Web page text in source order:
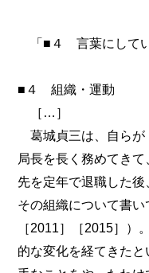
「■４ 言葉にして
■４ 組織・運動
［…］
葛城貞三は、自らが
局長を長く務めてき
先を定年で退職した
その組織について書い
［2011］［2015］）
的な変化を経てきた